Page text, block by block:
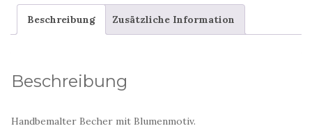
Beschreibung Zusätzliche Information
Beschreibung
Handbemalter Becher mit Blumenmotiv.